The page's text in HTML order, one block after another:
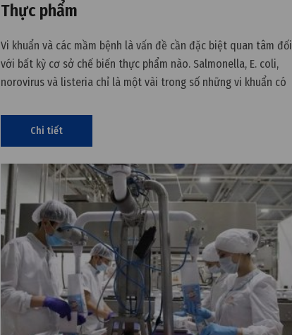
Thực phẩm
Vi khuẩn và các mầm bệnh là vấn đề cần đặc biệt quan tâm đối
với bất kỳ cơ sở chế biến thực phẩm nào. Salmonella, E. coli,
norovirus và listeria chỉ là một vài trong số những vi khuẩn có
chẽ.
Chi tiết